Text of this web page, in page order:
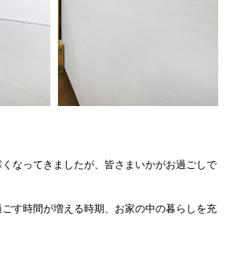
なってきましたが、皆さまいかがお過ごしで
す時間が増える時期、お家の中の暮らしを充